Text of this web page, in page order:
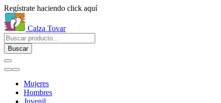
Regístrate haciendo click aquí
Calza Tovar
Buscar
Mujeres
Hombres
Juvenil